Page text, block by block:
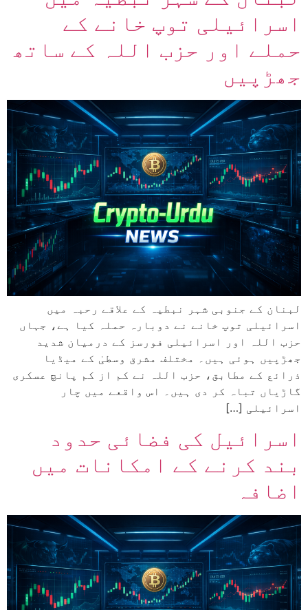
اسرائیلی توپ خانے کے
حملے اور حزب اللہ کے ساتھ
جھڑپیں
لبنان کے جنوبی شہر نبطیہ کے علاقے رحبہ میں
اسرائیلی توپ خانے نے دوبارہ حملہ کیا ہے، جہاں
حزب اللہ اور اسرائیلی فورسز کے درمیان شدید
جھڑپیں ہوئی ہیں۔ مختلف مشرق وسطیٰ کے میڈیا
ذرائع کے مطابق، حزب اللہ نے کم از کم پانچ عسکری
گاڑیاں تباہ کر دی ہیں۔ اس واقعے میں چار
اسرائیلی […]
اسرائیل کی فضائی حدود
بند کرنے کے امکانات میں
اضافہ